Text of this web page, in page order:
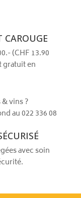
CAROUGE
(CHF 13.90
gratuit en
vins ?
au 022 336 08
avec soin